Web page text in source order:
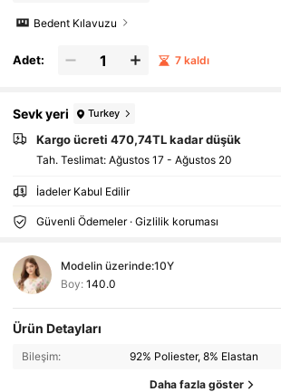
Bedent Kılavuzu
Adet: 7 kaldı
Sevk yeri Turkey
Kargo ücreti 470,74TL kadar düşük
Tah. Teslimat: Ağustos 17 - Ağustos 20
İadeler Kabul Edilir
Güvenli Ödemeler · Gizlilik koruması
Modelin üzerinde:10Y
Boy: 140.0
Ürün Detayları
Bileşim: 92% Poliester, 8% Elastan
Daha fazla göster